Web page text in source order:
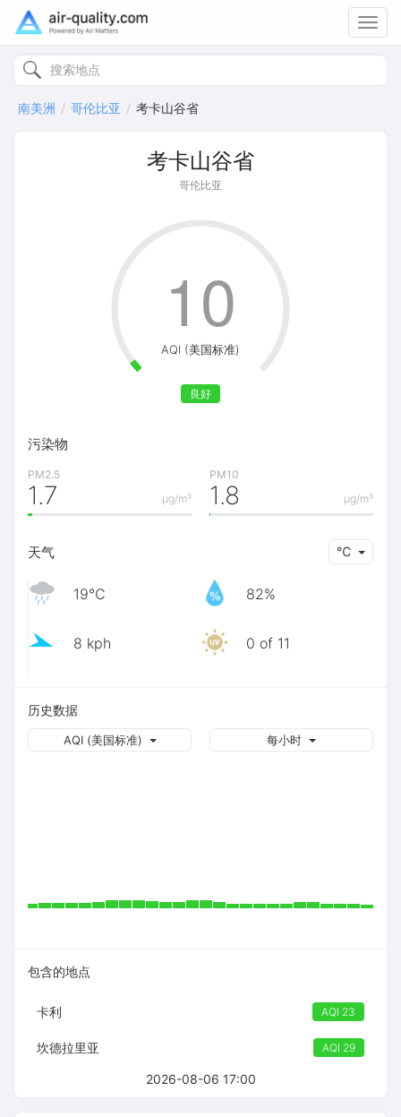
南美洲 哥伦比亚 考卡山谷省
考卡山谷省
哥伦比亚
2026-08-06 17:00
AQI (美国标准)
良好
10
污染物
PM2.5
μg/m³
1.7
PM10
μg/m³
1.8
天气 ℃
19℃ 82%
8 kph 0 of 11
历史数据
每小时
AQI (美国标准)
包含的地点
卡利 AQI 23
坎德拉里亚 AQI 29